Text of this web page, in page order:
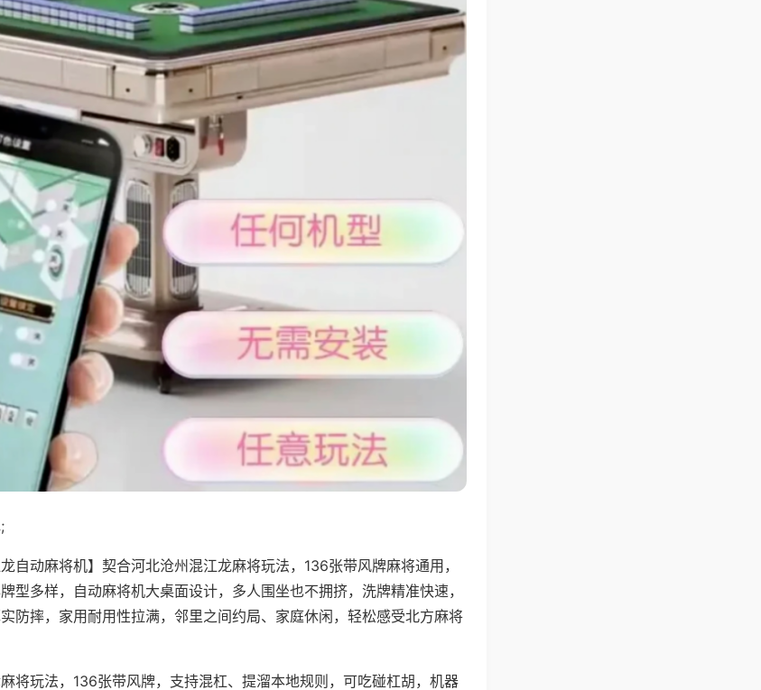
龙自动麻将机】契合河北沧州混江龙麻将玩法，136张带风牌麻将通用，
型多样，自动麻将机大桌面设计，多人围坐也不拥挤，洗牌精准快速，
防摔，家用耐用性拉满，邻里之间约局、家庭休闲，轻松感受北方麻将
将玩法，136张带风牌，支持混杠、提溜本地规则，可吃碰杠胡，机器